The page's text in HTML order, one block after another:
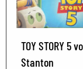
TOY STORY 5
Stanton